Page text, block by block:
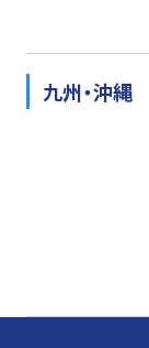
九州・沖縄